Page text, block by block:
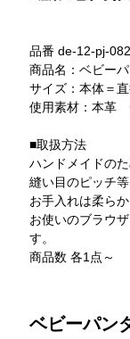
品番 de-12-pj-082
商品名：ベビー
サイズ：本体＝
使用素材：本革
■取扱方法
ハンドメイドの
縫い目のピッチ
お手入れは柔ら
お使いのブラウ
す。
商品数 各1点～
ベビーパン